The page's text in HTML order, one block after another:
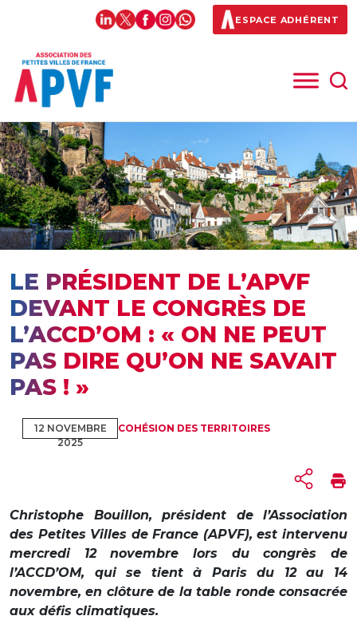
ESPACE ADHÉRENT
LE PRÉSIDENT DE L’APVF
DEVANT LE CONGRÈS DE
L’ACCD’OM : « ON NE PEUT
PAS DIRE QU’ON NE SAVAIT
PAS ! »
12 NOVEMBRE
2025
COHÉSION DES TERRITOIRES
Christophe Bouillon, président de l’Association
des Petites Villes de France (APVF), est intervenu
mercredi 12 novembre lors du congrès de
l’ACCD’OM, qui se tient à Paris du 12 au 14
novembre, en clôture de la table ronde consacrée
aux défis climatiques.